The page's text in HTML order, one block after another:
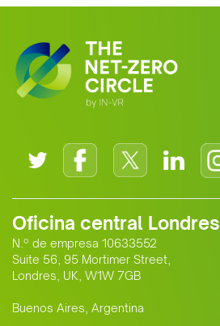
Oficina central Londres
N.º de empresa 10633552
Suite 56, 95 Mortimer Street,
Londres, UK, W1W 7GB
Buenos Aires, Argentina